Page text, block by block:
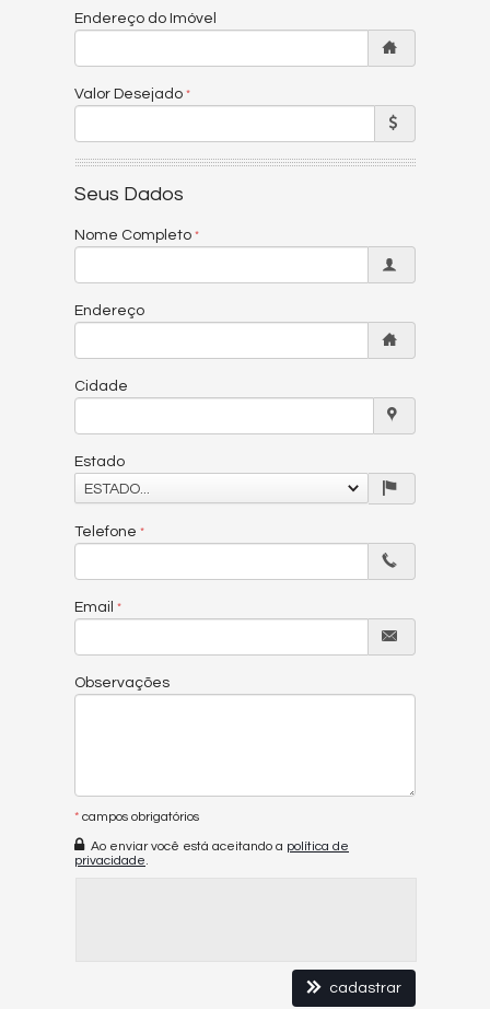
Endereço do Imóvel
Valor Desejado
Seus Dados
Nome Completo
Endereço
Cidade
Estado
ESTADO...
Telefone
Email
Observações
* campos obrigatórios
Ao enviar você está aceitando a política de
privacidade
cadastrar